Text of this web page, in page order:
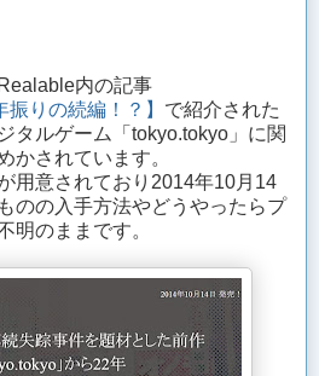
内の記事
振りの続編！？】 で紹介された
タルゲーム「tokyo.tokyo」に関
かされています。
用意されており2014年10月14
のの入手方法やどうやったらプ
明のままです。